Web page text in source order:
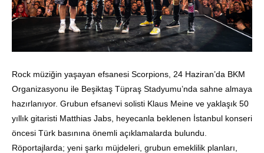
Rock müziğin yaşayan efsanesi Scorpions, 24 Haziran’da BKM
Organizasyonu ile Beşiktaş Tüpraş Stadyumu’nda sahne almaya
hazırlanıyor. Grubun efsanevi solisti Klaus Meine ve yaklaşık 50
yıllık gitaristi Matthias Jabs, heyecanla beklenen İstanbul konseri
öncesi Türk basınına önemli açıklamalarda bulundu
Röportajlarda; yeni şarkı müjdeleri, grubun emeklilik planları,